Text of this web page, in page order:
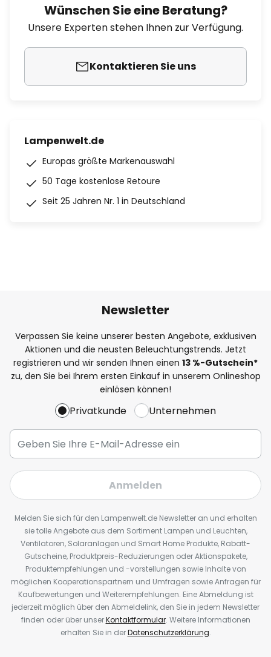
Wünschen Sie eine Beratung?
Unsere Experten stehen Ihnen zur Verfügung.
Kontaktieren Sie uns
Lampenwelt.de
Europas größte Markenauswahl
50 Tage kostenlose Retoure
Seit 25 Jahren Nr. 1 in Deutschland
Newsletter
Verpassen Sie keine unserer besten Angebote, exklusiven
Aktionen und die neusten Beleuchtungstrends. Jetzt
registrieren und wir senden Ihnen einen 13 %-Gutschein*
zu, den Sie bei Ihrem ersten Einkauf in unserem Onlineshop
einlösen können!
Privatkunde Unternehmen
Anmelden
Melden Sie sich für den Lampenwelt.de Newsletter an und erhalten
sie tolle Angebote aus dem Sortiment Lampen und Leuchten,
Ventilatoren, Solaranlagen und Smart Home Produkte, Rabatt-
Gutscheine, Produktpreis-Reduzierungen oder Aktionspakete,
Produktempfehlungen und -vorstellungen sowie Inhalte von
möglichen Kooperationspartnern und Umfragen sowie Anfragen für
Kaufbewertungen und Weiterempfehlungen. Eine Abmeldung ist
jederzeit möglich über den Abmeldelink, den Sie in jedem Newsletter
finden oder über unserKontaktformular. Weitere Informationen
erhalten Sie in derDatenschutzerklärung.